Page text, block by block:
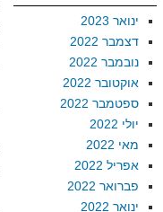
ינואר 2023
דצמבר 2022
נובמבר 2022
אוקטובר 2022
ספטמבר 2022
יולי 2022
מאי 2022
אפריל 2022
פברואר 2022
ינואר 2022